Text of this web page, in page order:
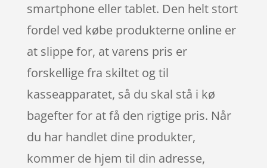
smartphone eller tablet. Den helt stort
fordel ved købe produkterne online er
at slippe for, at varens pris er
forskellige fra skiltet og til
kasseapparatet, så du skal stå i kø
bagefter for at få den rigtige pris. Når
du har handlet dine produkter,
kommer de hjem til din adresse,